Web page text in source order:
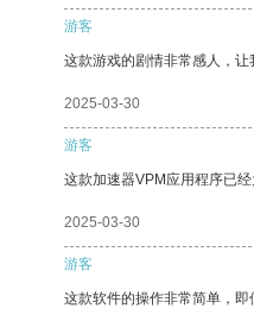
游客
这款游戏的剧情非常感人，让
2025-03-30
游客
这款加速器VPM应用程序已
2025-03-30
游客
这款软件的操作非常简单，即